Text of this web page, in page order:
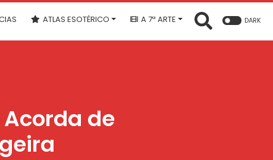
ATLAS ESOTÉRICO A 7ª ARTE DARK
de